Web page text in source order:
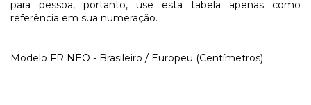
para pessoa, portanto, use esta tabela apenas como
referência em sua numeração.
Modelo FR NEO - Brasileiro / Europeu (Centímetros)